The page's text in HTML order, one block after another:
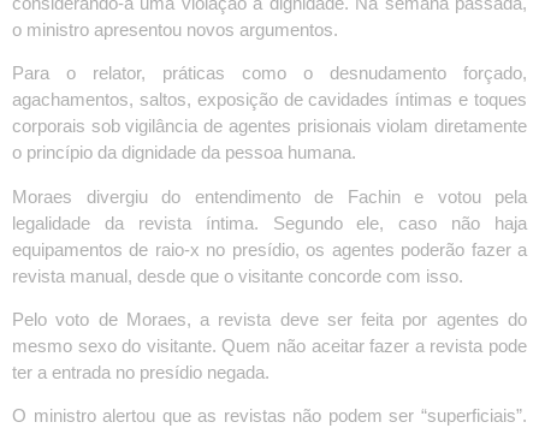
o ministro apresentou novos argumentos.
Para o relator, práticas como o desnudamento forçado,
agachamentos, saltos, exposição de cavidades íntimas e toques
corporais sob vigilância de agentes prisionais violam diretamente
o princípio da dignidade da pessoa humana.
Moraes divergiu do entendimento de Fachin e votou pela
legalidade da revista íntima. Segundo ele, caso não haja
equipamentos de raio-x no presídio, os agentes poderão fazer a
revista manual, desde que o visitante concorde com isso.
Pelo voto de Moraes, a revista deve ser feita por agentes do
mesmo sexo do visitante. Quem não aceitar fazer a revista pode
ter a entrada no presídio negada.
O ministro alertou que as revistas não podem ser “superficiais”.